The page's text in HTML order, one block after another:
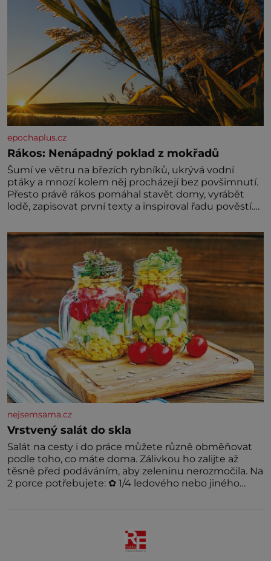
epochaplus.cz
Rákos: Nenápadný poklad z mokřadů
Šumí ve větru na březích rybníků, ukrývá vodní
ptáky a mnozí kolem něj procházejí bez povšimnutí.
Přesto právě rákos pomáhal stavět domy, vyrábět
lodě, zapisovat první texty a inspiroval řadu pověstí.
už tisíce let. Většina lidí vnímá rákos jen jako
obyčejnou kulisu letního koupání. Stačí se však
podívat
nejsemsama.cz
Vrstvený salát do skla
Salát na cesty i do práce můžete různě obměňovat
podle toho, co máte doma. Zálivkou ho zalijte až
těsně před podáváním, aby zeleninu nerozmočila. Na
2 porce potřebujete: ✿ 1/4 ledového nebo jiného